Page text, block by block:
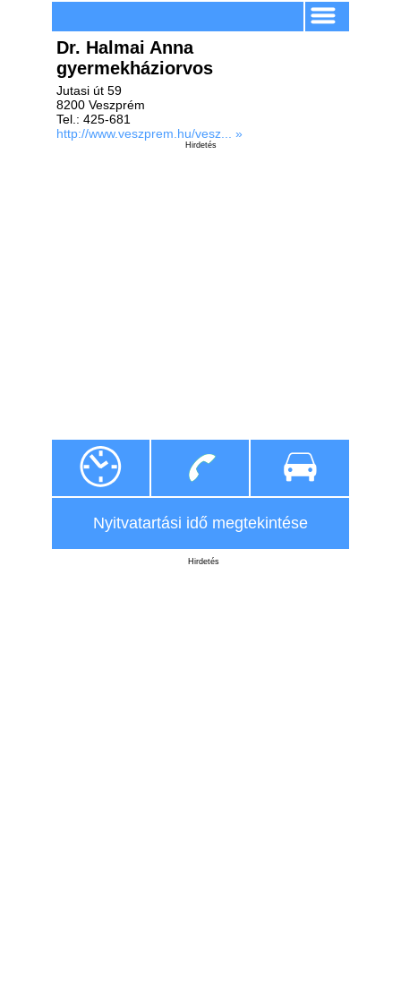
Dr. Halmai Anna
gyermekháziorvos
Jutasi út 59
8200 Veszprém
Tel.: 425-681
http://www.veszprem.hu/vesz... »
Hirdetés
Nyitvatartási idő megtekintése
Hirdetés